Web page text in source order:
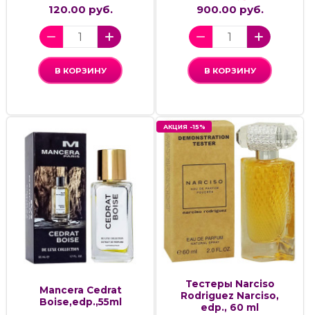
120.00 руб.
В КОРЗИНУ
900.00 руб.
В КОРЗИНУ
Mancera Cedrat
Boise,edp.,55ml
АКЦИЯ -15%
Тестеры Narciso
Rodriguez Narciso,
edp., 60 ml